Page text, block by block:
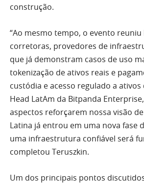
construção.
“Ao mesmo tempo, o evento
corretoras, provedores de
que já demonstram casos de uso
tokenização de ativos reais e
custódia e acesso regulado a ativos
Head LatAm da Bitpanda
aspectos reforçarem nossa visão
Latina já entrou em uma nova fase
uma infraestrutura confiável será
completou Teruszkin.
Um dos principais pontos